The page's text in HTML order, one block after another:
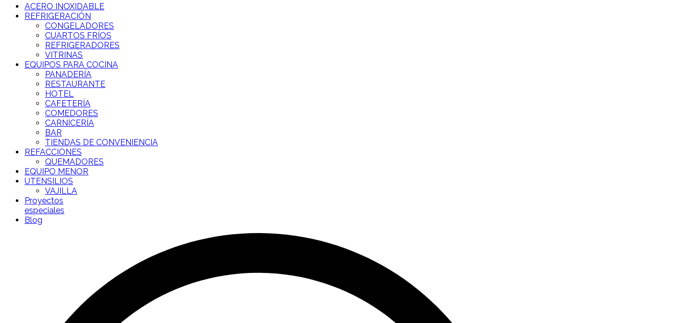
ACERO INOXIDABLE
REFRIGERACIÓN
CONGELADORES
CUARTOS FRÍOS
REFRIGERADORES
VITRINAS
EQUIPOS PARA COCINA
PANADERÍA
RESTAURANTE
HOTEL
CAFETERÍA
COMEDORES
CARNICERÍA
BAR
TIENDAS DE CONVENIENCIA
REFACCIONES
QUEMADORES
EQUIPO MENOR
UTENSILIOS
VAJILLA
Proyectos
especiales
Blog